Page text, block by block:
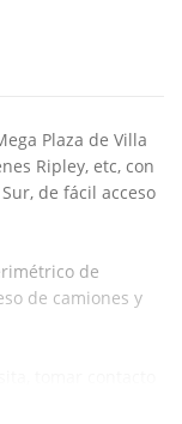
Plaza de Villa
Ripley, etc, con
de fácil acceso
de
de camiones y